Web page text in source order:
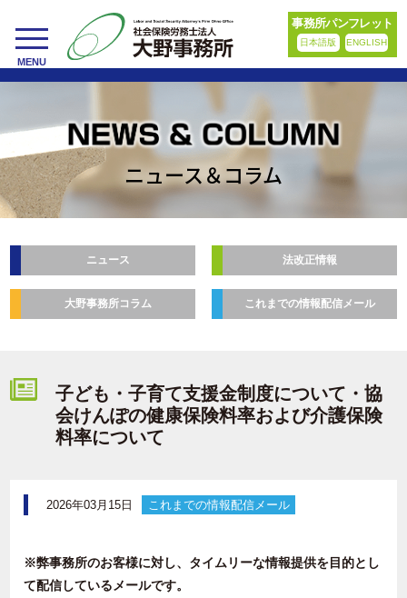
toggle
navigation
MENU
事務所パンフレット
日本語版 ENGLISH
ニュース＆コラム
ニュース 法改正情報
大野事務所コラム これまでの情報配信メール
子ども・子育て支援金制度について・協
会けんぽの健康保険料率および介護保険
料率について
2026年03月15日 これまでの情報配信メール
※弊事務所のお客様に対し、タイムリーな情報提供を目的とし
て配信しているメールです。